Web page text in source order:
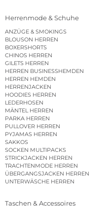
Herrenmode & Schuhe
ANZÜGE & SMOKINGS
BLOUSON HERREN
BOXERSHORTS
CHINOS HERREN
GILETS HERREN
HERREN BUSINESSHEMDEN
HERREN HEMDEN
HERRENJACKEN
HOODIES HERREN
LEDERHOSEN
MÄNTEL HERREN
PARKA HERREN
PULLOVER HERREN
PYJAMAS HERREN
SAKKOS
SOCKEN MULTIPACKS
STRICKJACKEN HERREN
TRACHTENMODE HERREN
ÜBERGANGSJACKEN HERREN
UNTERWÄSCHE HERREN
Taschen & Accessoires